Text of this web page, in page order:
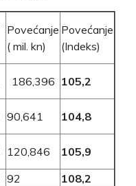
Povećanje
( mil. kn)
Povećanje
(Indeks)
186,396 105,2
90,641
104,8
120,846
105,9
92
108,2